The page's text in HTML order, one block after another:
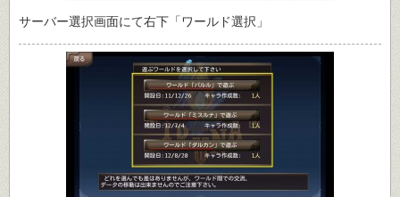
サーバー選択画面にて右下「ワールド選択」